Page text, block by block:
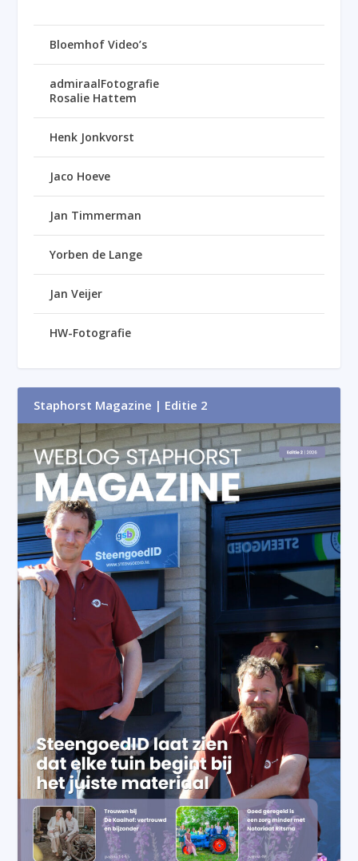
Bloemhof Video’s
admiraalFotografie
Rosalie Hattem
Henk Jonkvorst
Jaco Hoeve
Jan Timmerman
Yorben de Lange
Jan Veijer
HW-Fotografie
Staphorst Magazine | Editie 2